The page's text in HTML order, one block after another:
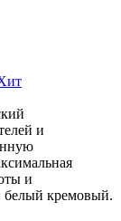
и
и
белый кремовый.